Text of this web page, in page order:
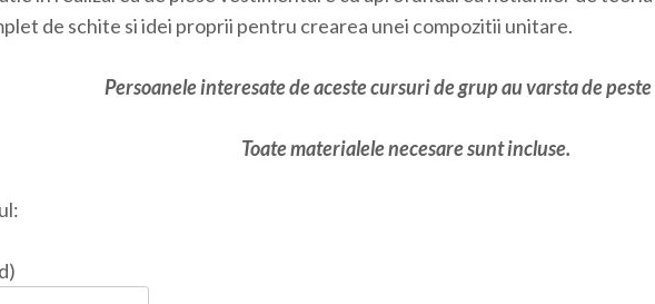
de schite si idei proprii pentru crearea unei compozitii unitare.
Persoanele interesate de aceste cursuri de grup au varsta de
Toate materialele necesare sunt incluse.